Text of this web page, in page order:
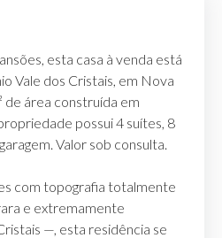
esta casa à venda está
Vale dos Cristais, em Nova
de área construída em
possui 4 suítes, 8
Valor sob consulta.
com topografia totalmente
e extremamente
—, esta residência se